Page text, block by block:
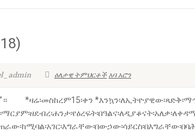
ዕለታዊ ትምህርቶችአባ አሮን
*ዛሬ፡መስከረም15፡ቀን